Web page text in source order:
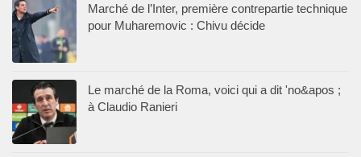
Marché de l’Inter, première contrepartie technique
pour Muharemovic : Chivu décide
Le marché de la Roma, voici qui a dit 'no&apos ;
à Claudio Ranieri